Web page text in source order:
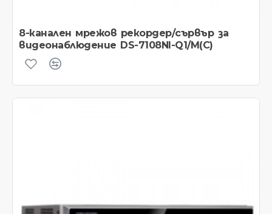
8-канален мрежов рекордер/сървър за
видеонаблюдение DS-7108NI-Q1/M(C)